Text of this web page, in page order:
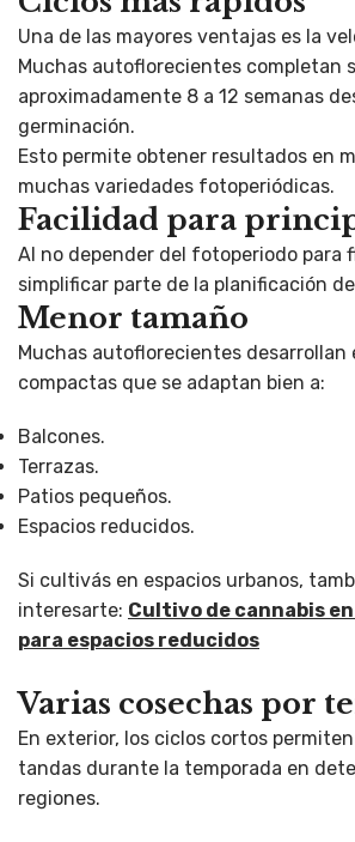
Una de las mayores ventajas es la
Muchas autoflorecientes completan
aproximadamente 8 a 12 semanas
germinación.
Esto permite obtener resultados en
muchas variedades fotoperiódicas.
Facilidad para
Al no depender del fotoperiodo para
simplificar parte de la planificación
Menor tamaño
Muchas autoflorecientes
compactas que se adaptan bien a:
Balcones.
Terrazas.
Patios pequeños.
Espacios reducidos.
Si cultivás en espacios urbanos,
interesarte: Cultivo de cannabis
para espacios reducidos
Varias cosechas por
En exterior, los ciclos cortos
tandas durante la temporada en
regiones.